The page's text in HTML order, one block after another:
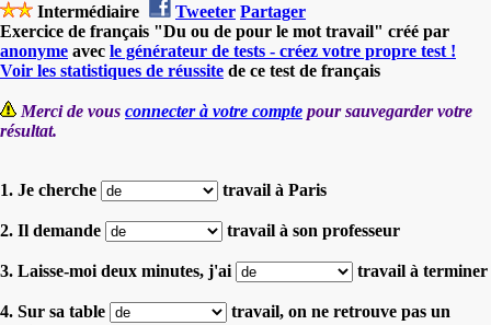
Intermédiaire Tweeter Partager
Exercice de français "Du ou de pour le mot travail" créé par
anonyme avec le générateur de tests - créez votre propre test !
Voir les statistiques de réussite de ce test de français
Merci de vous connecter à votre compte pour sauvegarder votre
résultat.
1. Je cherche travail à Paris
2. Il demande travail à son professeur
3. Laisse-moi deux minutes, j'ai travail à terminer
4. Sur sa table
travail, on ne retrouve pas un